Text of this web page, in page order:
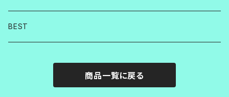
BEST
商品一覧に戻る